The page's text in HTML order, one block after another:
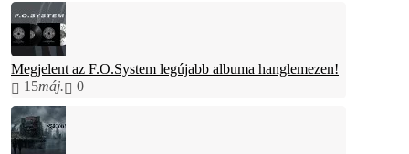
Megjelent az F.O.System legújabb albuma hanglemezen!
15máj. 0